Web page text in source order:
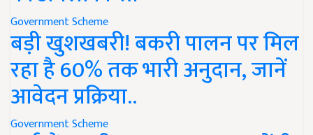
Government Scheme
बड़ी खुशखबरी! बकरी पालन पर मिल
रहा है 60% तक भारी अनुदान, जानें
आवेदन प्रक्रिया..
Government Scheme